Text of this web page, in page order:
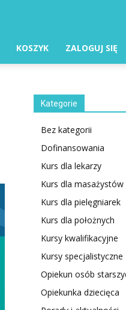
KOSZYK ZALOGUJ SIĘ
Kategorie
Bez kategorii
Dofinansowania
Kurs dla lekarzy
Kurs dla masażystów
Kurs dla pielęgniarek
Kurs dla położnych
Kursy kwalifikacyjne
Kursy specjalistyczne
Opiekun osób
Opiekunka dziecięca